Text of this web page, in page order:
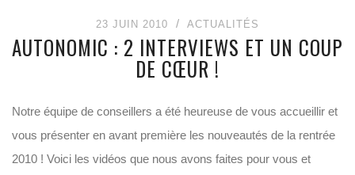
23 JUIN 2010 ACTUALITÉS
AUTONOMIC : 2 INTERVIEWS ET UN COUP
DE CŒUR !
Notre équipe de conseillers a été heureuse de vous accueillir et
vous présenter en avant première les nouveautés de la rentrée
2010 ! Voici les vidéos que nous avons faites pour vous et